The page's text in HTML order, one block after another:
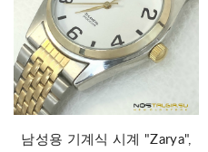
남성용 기계식 시계 "Zarya",